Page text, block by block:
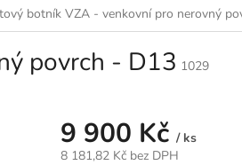
botník VZA - venkovní pro nerovný
povrch - D13 1029
9 900 Kč / ks
8 181,82 Kč bez DPH